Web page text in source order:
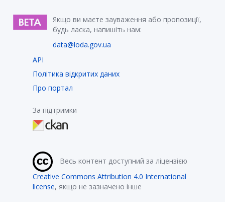
Якщо ви маєте зауваження або пропозиції,
будь ласка, напишіть нам:
data@loda.gov.ua
API
Політика відкритих даних
Про портал
За підтримки
Весь контент доступний за ліцензією
Creative Commons Attribution 4.0 International
license, якщо не зазначено інше